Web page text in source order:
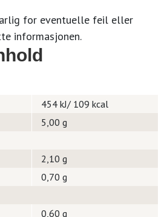
for eventuelle feil eller
informasjonen.
454 kJ/ 109 kcal
5,00 g
2,10 g
0,70 g
0,60 g